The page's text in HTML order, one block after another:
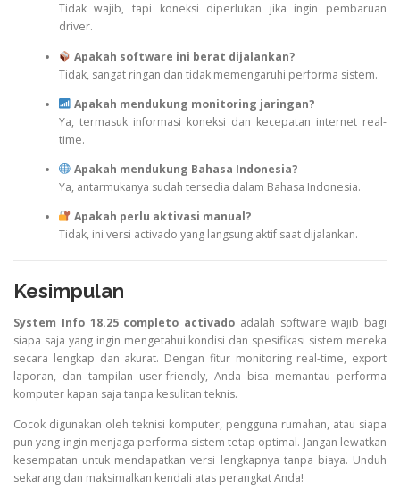
Tidak wajib, tapi koneksi diperlukan jika ingin pembaruan
driver.
Apakah software ini berat dijalankan?
Tidak, sangat ringan dan tidak memengaruhi performa sistem.
Apakah mendukung monitoring jaringan?
Ya, termasuk informasi koneksi dan kecepatan internet real-
time.
Apakah mendukung Bahasa Indonesia?
Ya, antarmukanya sudah tersedia dalam Bahasa Indonesia.
Apakah perlu aktivasi manual?
Tidak, ini versi activado yang langsung aktif saat dijalankan.
Kesimpulan
System Info 18.25 completo activado adalah software wajib bagi
siapa saja yang ingin mengetahui kondisi dan spesifikasi sistem mereka
secara lengkap dan akurat. Dengan fitur monitoring real-time, export
laporan, dan tampilan user-friendly, Anda bisa memantau performa
komputer kapan saja tanpa kesulitan teknis.
Cocok digunakan oleh teknisi komputer, pengguna rumahan, atau siapa
pun yang ingin menjaga performa sistem tetap optimal. Jangan lewatkan
kesempatan untuk mendapatkan versi lengkapnya tanpa biaya. Unduh
sekarang dan maksimalkan kendali atas perangkat Anda!